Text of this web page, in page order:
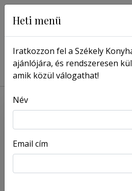
Főoldal Receptek
Heti menü
Iratkozzon fel a Székely
ajánlójára, és rendszeresen
amik közül válogathat!
Név
Email cím